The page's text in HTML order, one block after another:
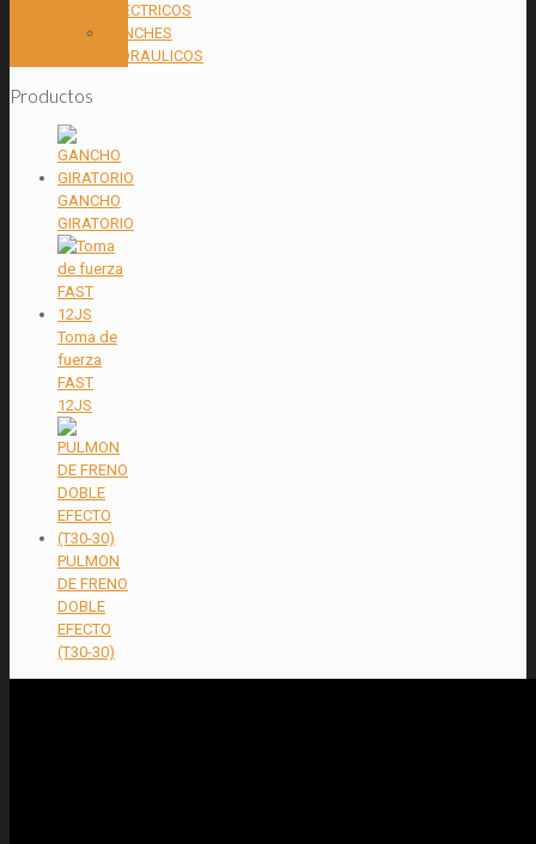
ELECTRICOS
WINCHES
HIDRAULICOS
Productos
GANCHO
GIRATORIO
Toma de
fuerza
FAST
12JS
PULMON
DE FRENO
DOBLE
EFECTO
(T30-30)